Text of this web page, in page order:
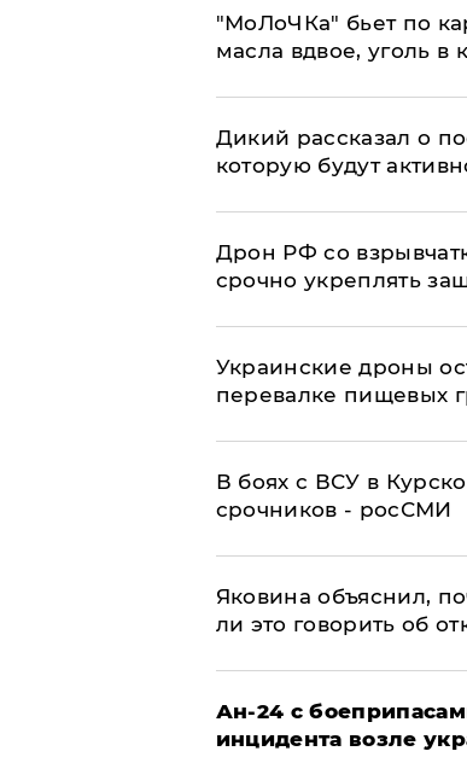
​"МоЛоЧКа" бьет по
масла вдвое, уголь в
Дикий рассказал о
которую будут
​Дрон РФ со
срочно укреплять
Украинские дроны
перевалке пищевых
В боях с ВСУ в
срочников - росСМИ
Яковина объяснил,
ли это говорить об
Ан-24 с
инцидента возле